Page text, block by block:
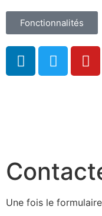
Fonctionnalités
Une fois le